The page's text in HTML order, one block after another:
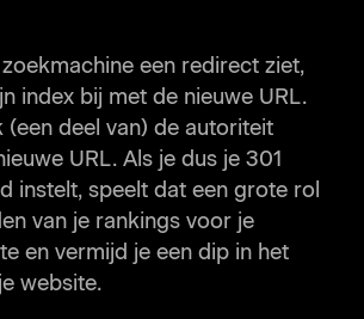
een redirect ziet,
index bij met de nieuwe URL.
(een deel van) de autoriteit
URL. Als je dus je 301
instelt, speelt dat een grote rol
van je rankings voor je
en vermijd je een dip in het
website.